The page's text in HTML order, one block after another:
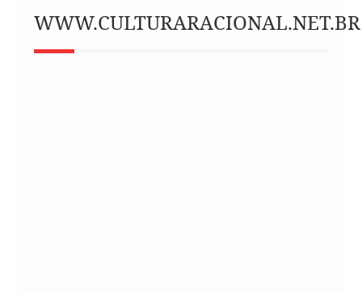
WWW.CULTURARACIONAL.NET.BR